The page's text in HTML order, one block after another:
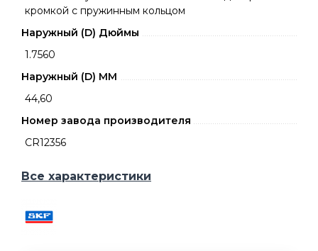
кромкой с пружинным кольцом
Наружный (D) Дюймы
1.7560
Наружный (D) ММ
44,60
Номер завода производителя
CR12356
Все характеристики